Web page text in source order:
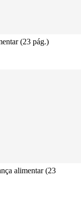
(23 pág.)
alimentar (23